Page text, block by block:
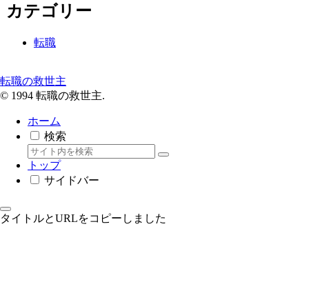
カテゴリー
転職
転職の救世主
© 1994 転職の救世主.
ホーム
検索
トップ
サイドバー
タイトルとURLをコピーしました